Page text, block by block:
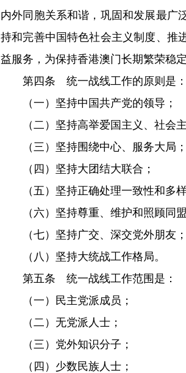
内外同胞关系和谐，巩固和发展最广
持和完善中国特色社会主义制度、推
益服务，为保持香港澳门长期繁荣稳
第四条 统一战线工作的原则是：
（一）坚持中国共产党的领导；
（二）坚持高举爱国主义、社会主
（三）坚持围绕中心、服务大局；
（四）坚持大团结大联合；
（五）坚持正确处理一致性和多样
（六）坚持尊重、维护和照顾同盟
（七）坚持广交、深交党外朋友；
（八）坚持大统战工作格局。
第五条 统一战线工作范围是：
（一）民主党派成员；
（二）无党派人士；
（三）党外知识分子；
（四）少数民族人士；